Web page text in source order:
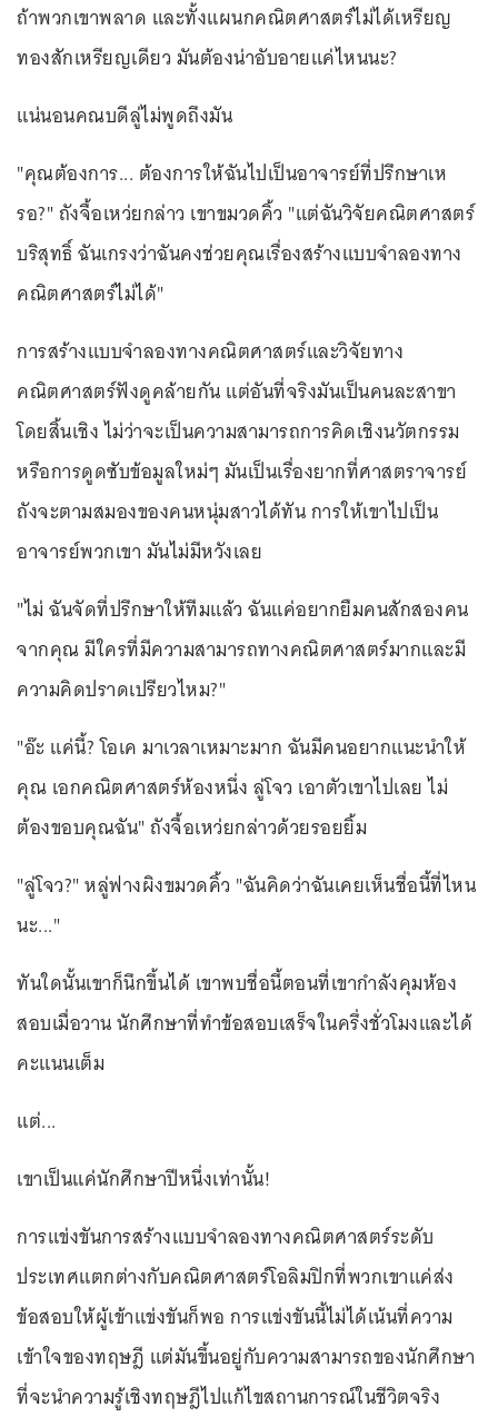
ถ้าพวกเขาพลาด และทั้งแผนกคณิตศาสตร์ไม่ได้เหรียญ
ทองสักเหรียญเดียว มันต้องน่าอับอายแค่ไหนนะ?
แน่นอนคณบดีลู่ไม่พูดถึงมัน
"คุณต้องการ... ต้องการให้ฉันไปเป็นอาจารย์ที่ปรึกษาเห
รอ?" ถังจื้อเหว่ยกล่าว เขาขมวดคิ้ว "แต่ฉันวิจัยคณิตศาสตร์
บริสุทธิ์ ฉันเกรงว่าฉันคงช่วยคุณเรื่องสร้างแบบจำลองทาง
คณิตศาสตร์ไม่ได้"
การสร้างแบบจำลองทางคณิตศาสตร์และวิจัยทาง
คณิตศาสตร์ฟังดูคล้ายกัน แต่อันที่จริงมันเป็นคนละสาขา
โดยสิ้นเชิง ไม่ว่าจะเป็นความสามารถการคิดเชิงนวัตกรรม
หรือการดูดซับข้อมูลใหม่ๆ มันเป็นเรื่องยากที่ศาสตราจารย์
ถังจะตามสมองของคนหนุ่มสาวได้ทัน การให้เขาไปเป็น
อาจารย์พวกเขา มันไม่มีหวังเลย
"ไม่ ฉันจัดที่ปรึกษาให้ทีมแล้ว ฉันแค่อยากยืมคนสักสองคน
จากคุณ มีใครที่มีความสามารถทางคณิตศาสตร์มากและมี
ความคิดปราดเปรียวไหม?"
"อ๊ะ แค่นี้? โอเค มาเวลาเหมาะมาก ฉันมีคนอยากแนะนำให้
คุณ เอกคณิตศาสตร์ห้องหนึ่ง ลู่โจว เอาตัวเขาไปเลย ไม่
ต้องขอบคุณฉัน" ถังจื้อเหว่ยกล่าวด้วยรอยยิ้ม
"ลู่โจว?" หลู่ฟางผิงขมวดคิ้ว "ฉันคิดว่าฉันเคยเห็นชื่อนี้ที่ไหน
นะ..."
ทันใดนั้นเขาก็นึกขึ้นได้ เขาพบชื่อนี้ตอนที่เขากำลังคุมห้อง
สอบเมื่อวาน นักศึกษาที่ทำข้อสอบเสร็จในครึ่งชั่วโมงและได้
คะแนนเต็ม
แต่...
เขาเป็นแค่นักศึกษาปีหนึ่งเท่านั้น!
การแข่งขันการสร้างแบบจำลองทางคณิตศาสตร์ระดับ
ประเทศแตกต่างกับคณิตศาสตร์โอลิมปิกที่พวกเขาแค่ส่ง
ข้อสอบให้ผู้เข้าแข่งขันก็พอ การแข่งขันนี้ไม่ได้เน้นที่ความ
เข้าใจของทฤษฎี แต่มันขึ้นอยู่กับความสามารถของนักศึกษา
ที่จะนำความรู้เชิงทฤษฎีไปแก้ไขสถานการณ์ในชีวิตจริง